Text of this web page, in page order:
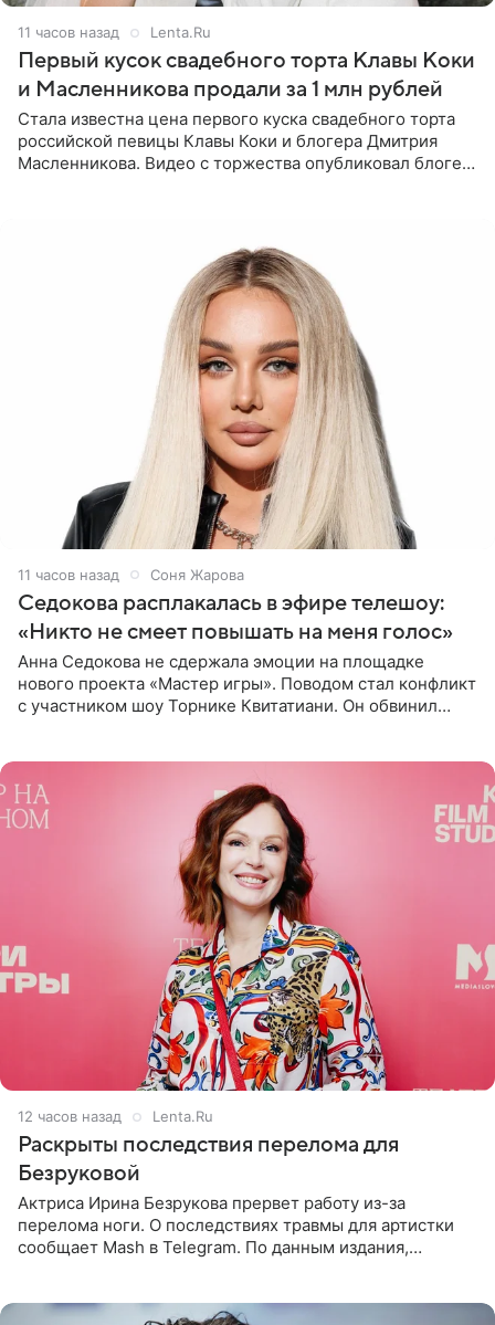
11 часов назад Lenta.Ru
Первый кусок свадебного торта Клавы Коки
и Масленникова продали за 1 млн рублей
Стала известна цена первого куска свадебного торта
российской певицы Клавы Коки и блогера Дмитрия
Масленникова. Видео с торжества опубликовал блогер
11 часов назад Соня Жарова
Седокова расплакалась в эфире телешоу:
«Никто не смеет повышать на меня голос»
Анна Седокова не сдержала эмоции на площадке
нового проекта «Мастер игры». Поводом стал конфликт
с участником шоу Торнике Квитатиани. Он обвинил
12 часов назад Lenta.Ru
Раскрыты последствия перелома для
Безруковой
Актриса Ирина Безрукова прервет работу из-за
перелома ноги. О последствиях травмы для артистки
сообщает Mash в Telegram. По данным издания,